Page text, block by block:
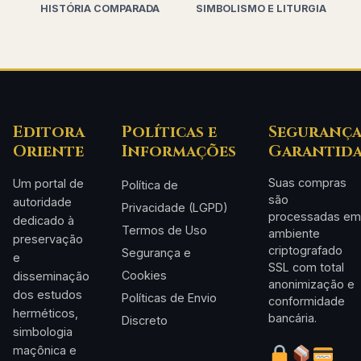
HISTÓRIA COMPARADA SIMBOLISMO E LITURGIA
Editora
Oriente
Um portal de
autoridade
dedicado à
preservação
e
disseminação
dos estudos
herméticos,
simbologia
maçônica e
Políticas e
Informações
Política de
Privacidade (LGPD)
Termos de Uso
Segurança e
Cookies
Políticas de Envio
Discreto
Segurança
Suas compras
são
processadas em
ambiente
criptografado
SSL com total
anonimização e
conformidade
bancária.